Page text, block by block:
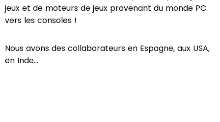
jeux et de moteurs de jeux provenant du monde PC
vers les consoles !
Nous avons des collaborateurs en Espagne, aux USA,
en Inde…